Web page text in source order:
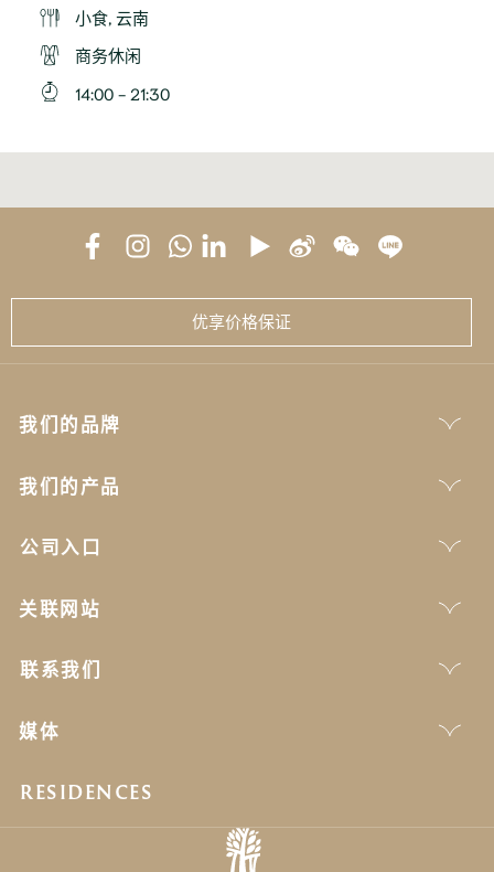
小食, 云南
商务休闲
14:00 - 21:30
优享价格保证
我们的品牌
我们的产品
公司入口
关联网站
联系我们
媒体
RESIDENCES